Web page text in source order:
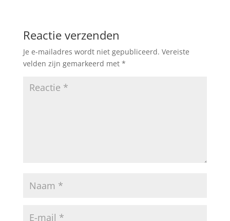
Reactie verzenden
Je e-mailadres wordt niet gepubliceerd. Vereiste
velden zijn gemarkeerd met *